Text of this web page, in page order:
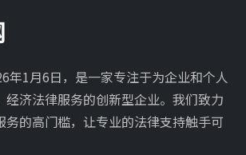
年1月6日，是一家专注于为企业和个人
经济法律服务的创新型企业。我们致力
务的高门槛，让专业的法律支持触手可